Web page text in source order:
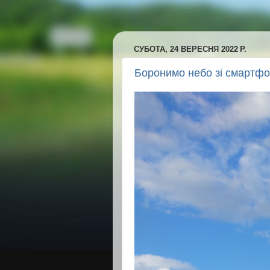
СУБОТА, 24 ВЕРЕСНЯ 2022 Р.
Боронимо небо зі